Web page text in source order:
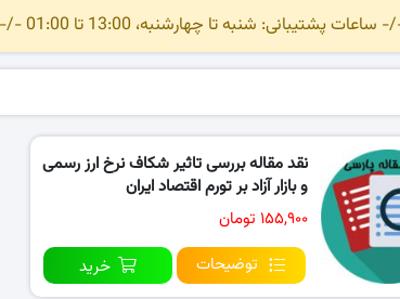
ساعات پشتیبانی: شنبه تا چهارشنبه، 13:00 تا 01:00 -/-
نقد مقاله بررسی تاثیر شکاف نرخ ارز رسمی
و بازار آزاد بر تورم اقتصاد ایران
۱۵۵,۹۰۰ تومان
توضیحات
خرید